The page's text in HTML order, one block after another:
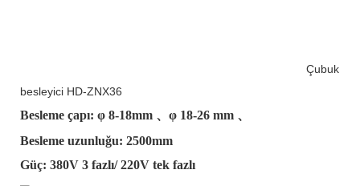
Çubuk
besleyici HD-ZNX36
Besleme çapı: φ 8-18mm 、φ 18-26 mm 、
Besleme uzunluğu: 2500mm
Güç: 380V 3 fazlı/ 220V tek fazlı